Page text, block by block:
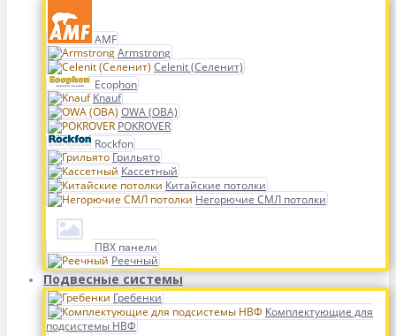
AMF
Armstrong
Celenit (Селенит)
Ecophon
Knauf
OWA (ОВА)
POKROVER
Rockfon
Грильято
Кассетный
Китайские потолки
Негорючие СМЛ потолки
ПВХ панели
Реечный
Подвесные системы
Гребенки
Комплектующие для
подсистемы НВФ